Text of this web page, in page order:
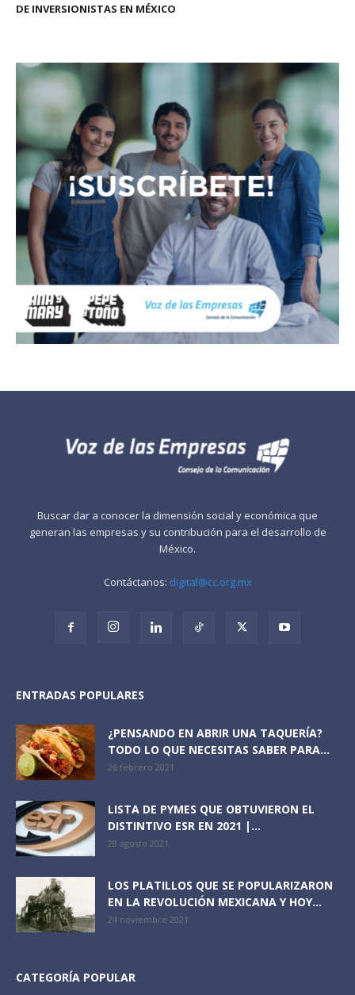
DE INVERSIONISTAS EN MÉXICO
Buscar dar a conocer la dimensión social y económica que
generan las empresas y su contribución para el desarrollo de
México.
Contáctanos: digital@cc.org.mx
ENTRADAS POPULARES
¿PENSANDO EN ABRIR UNA TAQUERÍA?
TODO LO QUE NECESITAS SABER PARA...
26 febrero 2021
LISTA DE PYMES QUE OBTUVIERON EL
DISTINTIVO ESR EN 2021 |...
28 agosto 2021
LOS PLATILLOS QUE SE POPULARIZARON
EN LA REVOLUCIÓN MEXICANA Y HOY...
24 noviembre 2021
CATEGORÍA POPULAR